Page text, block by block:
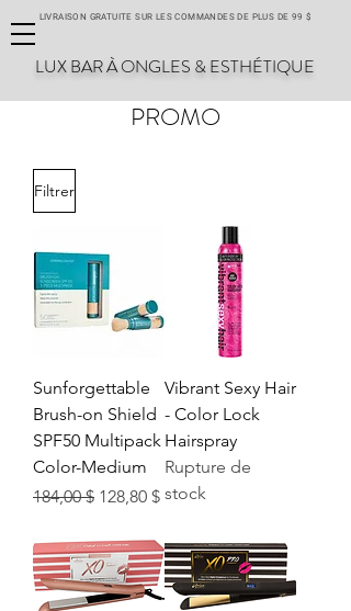
LIVRAISON GRATUITE SUR LES COMMANDES DE PLUS DE 99 $
LUX BAR À ONGLES & ESTHÉTIQUE
PROMO
Filtrer
Sunforgettable
Brush-on Shield
SPF50 Multipack
Color-Medium
Prix original
184,00 $ Prix promotionnel
128,80 $
Vibrant Sexy Hair
- Color Lock
Hairspray
Rupture de
stock